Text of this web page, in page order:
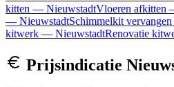
kitten — NieuwstadtVloeren afkitten
— NieuwstadtSchimmelkit vervangen
kitwerk — NieuwstadtRenovatie
Prijsindicatie